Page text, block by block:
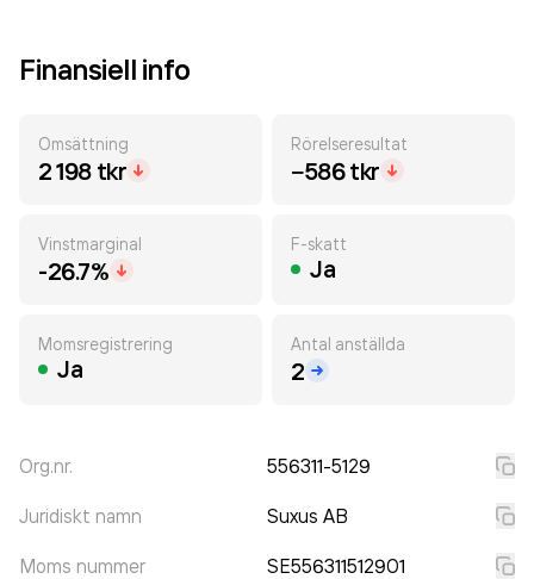
Finansiell info
Omsättning
2 198 tkr
Rörelseresultat
−586 tkr
Vinstmarginal
-26.7%
F-skatt
Ja
Momsregistrering
Ja
Antal anställda
2
Org.nr. 556311-5129
Juridiskt namn Suxus AB
Moms nummer SE556311512901